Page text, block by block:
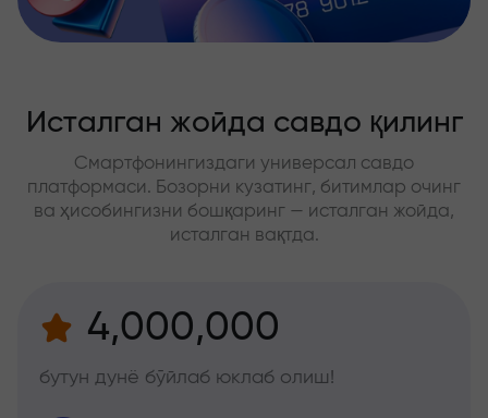
Исталган жойда савдо қилинг
Смартфонингиздаги универсал савдо
платформаси. Бозорни кузатинг, битимлар очинг
ва ҳисобингизни бошқаринг — исталган жойда,
исталган вақтда.
4,000,000
бутун дунё бўйлаб юклаб олиш!